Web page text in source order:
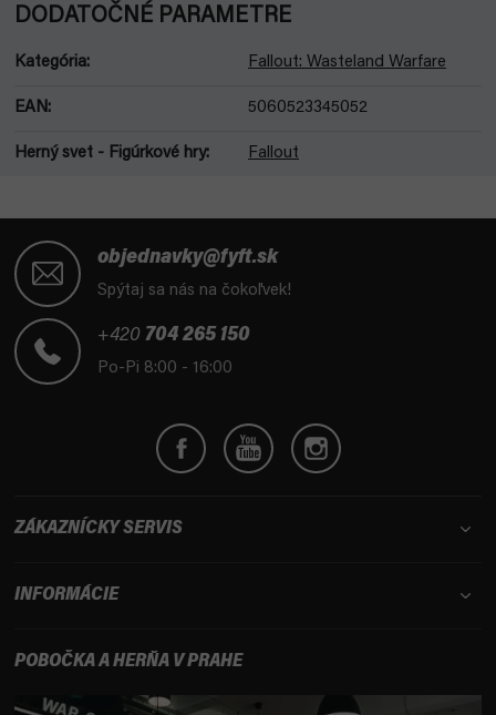
DODATOČNÉ PARAMETRE
Kategória: Fallout: Wasteland Warfare
EAN: 5060523345052
Herný svet - Figúrkové hry: Fallout
objednavky@fyft.sk
Spýtaj sa nás na čokoľvek!
+420 704 265 150
Po-Pi 8:00 - 16:00
ZÁKAZNÍCKY SERVIS
INFORMÁCIE
POBOČKA A HERŇA V PRAHE